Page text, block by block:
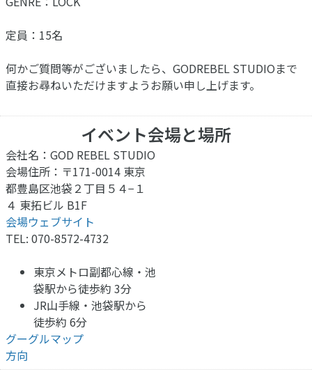
定員：15名
何かご質問等がございましたら、GODREBEL STUDIOまで
直接お尋ねいただけますようお願い申し上げます。
イベント会場と場所
会社名：GOD REBEL STUDIO
会場住所：〒171-0014 東京
都豊島区池袋２丁目５４−１
４ 東拓ビル B1F
会場ウェブサイト
TEL: 070-8572-4732
東京メトロ副都心線・池
袋駅から徒歩約 3分
JR山手線・池袋駅から
徒歩約 6分
グーグルマップ
方向